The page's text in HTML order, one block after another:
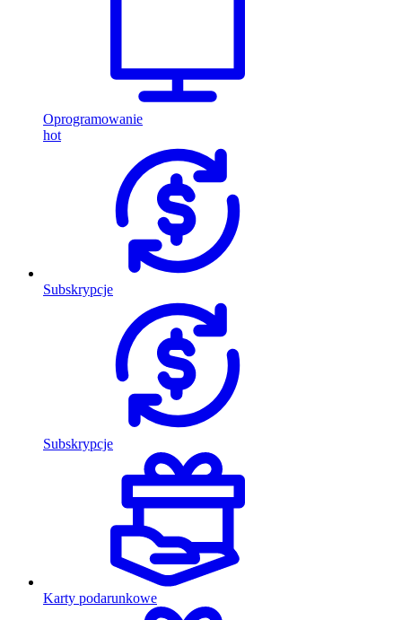
Oprogramowanie
hot
Subskrypcje
Subskrypcje
Karty podarunkowe